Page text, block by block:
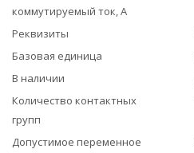
коммутируемый ток, А
Реквизиты
Базовая единица
В наличии
Количество контактных
групп
Допустимое переменное